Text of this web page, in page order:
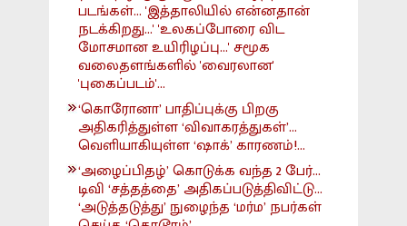
படங்கள்... 'இத்தாலியில் என்னதான்
நடக்கிறது...' 'உலகப்போரை விட
மோசமான உயிரிழப்பு...' சமூக
வலைதளங்களில் 'வைரலான'
'புகைப்படம்'...
‘கொரோனா’ பாதிப்புக்கு பிறகு
அதிகரித்துள்ள ‘விவாகரத்துகள்’...
வெளியாகியுள்ள ‘ஷாக்’ காரணம்!...
‘அழைப்பிதழ்’ கொடுக்க வந்த 2 பேர்...
டிவி ‘சத்தத்தை’ அதிகப்படுத்திவிட்டு...
‘அடுத்தடுத்து’ நுழைந்த ‘மர்ம’ நபர்கள்